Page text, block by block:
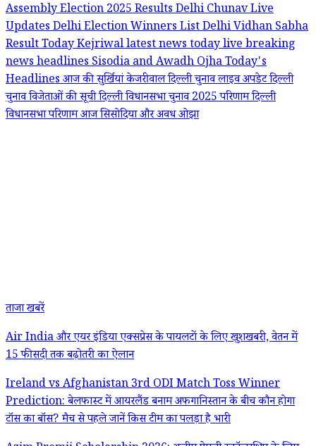
Assembly Election 2025 ResultsDelhi Chunav Live
UpdatesDelhi Election Winners ListDelhi Vidhan Sabha
Result TodayKejriwallatest news todaylive breaking
news headlinesSisodia and Awadh OjhaToday's
Headlinesआज की सुर्खियांकेजरीवालदिल्ली चुनाव लाइव अपडेटदिल्ली
चुनाव विजेताओं की सूचीदिल्ली विधानसभा चुनाव 2025 परिणामदिल्ली
विधानसभा परिणाम आजसिसोदिया और अवध ओझा
ताजा खबरें
Air India और एयर इंडिया एक्सप्रेस के पायलटों के लिए खुशखबरी, वेतन में
15 फीसदी तक बढ़ोतरी का ऐलान
Ireland vs Afghanistan 3rd ODI Match Toss Winner
Prediction: बेलफास्ट में आयरलैंड बनाम अफगानिस्तान के बीच कौन होगा
टॉस का बॉस? मैच से पहले जानें किस टीम का पलड़ा है भारी